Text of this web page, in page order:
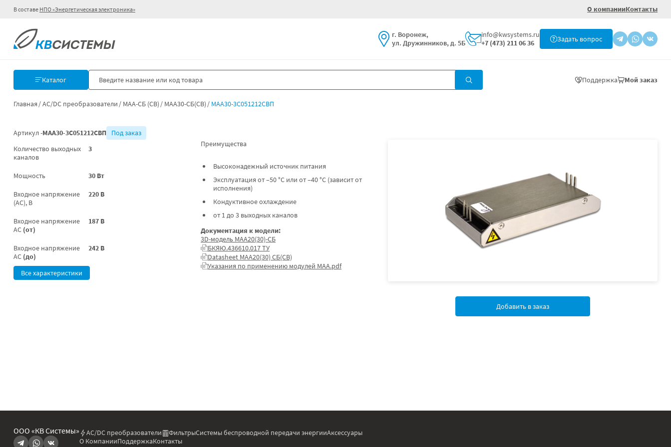
В составе НПО «Энергетическая электроника» О компанииКонтакты
г. Воронеж,
ул. Дружинников, д. 5Б
info@kwsystems.ru
+7 (473) 211 06 36
Задать вопрос
Каталог Поддержка Мой заказ
Главная AC/DC преобразователи МАА-СБ (СВ) МАА30-СБ(СВ) МАА30-3С051212СВП
Артикул -МАА30-3С051212СВП
Под заказ
Количество выходных
каналов
3
Мощность 30 Вт
Входное напряжение
(AC), В
220 В
Входное напряжение
AC (от)
187 В
Входное напряжение
AC (до)
242 В
Все характеристики
Преимущества
Высоконадежный источник питания
Эксплуатация от –50 °C или от –40 °C (зависит от
исполнения)
Кондуктивное охлаждение
от 1 до 3 выходных каналов
Документация к модели:
3D-модель МАА20(30)-СБ
БКЯЮ.436610.017 ТУ
Datasheet МАА20(30) СБ(СВ)
Указания по применению модулей МАА.pdf
Добавить в заказ
ООО «КВ Системы» AC/DC преобразователи ФильтрыСистемы беспроводной передачи энергииАксессуары
О КомпанииПоддержкаКонтакты